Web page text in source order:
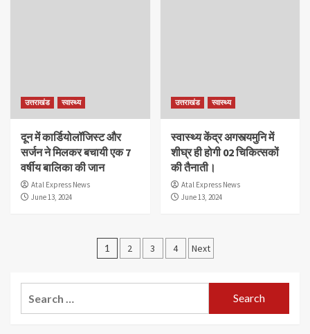
उत्तराखंड स्वास्थ्य
दून में कार्डियोलॉजिस्ट और
सर्जन ने मिलकर बचायी एक 7
वर्षीय बालिका की जान
Atal Express News
June 13, 2024
उत्तराखंड स्वास्थ्य
स्वास्थ्य केंद्र अगस्त्यमुनि में
शीघ्र ही होगी 02 चिकित्सकों
की तैनाती।
Atal Express News
June 13, 2024
Posts
1 2 3 4 Next